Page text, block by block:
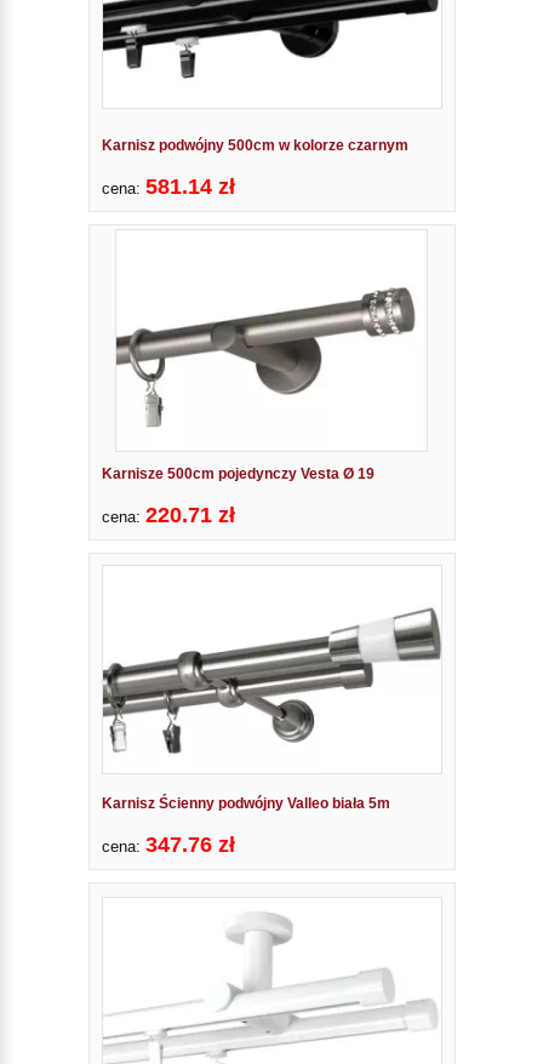
Karnisz podwójny 500cm w kolorze czarnym
cena: 581.14 zł
Karnisze 500cm pojedynczy Vesta Ø 19
cena: 220.71 zł
Karnisz Ścienny podwójny Valleo biała 5m
cena: 347.76 zł